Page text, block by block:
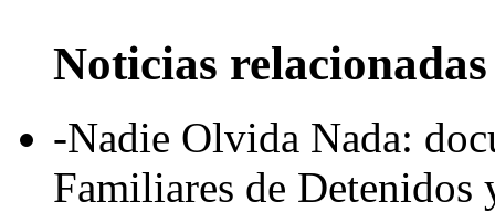
Noticias relacionadas
-Nadie Olvida Nada:
Familiares de Detenidos